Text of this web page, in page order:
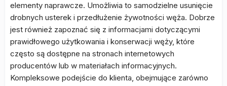
elementy naprawcze. Umożliwia to samodzielne usunięcie
drobnych usterek i przedłużenie żywotności węża. Dobrze
jest również zapoznać się z informacjami dotyczącymi
prawidłowego użytkowania i konserwacji węży, które
często są dostępne na stronach internetowych
producentów lub w materiałach informacyjnych.
Kompleksowe podejście do klienta, obejmujące zarówno